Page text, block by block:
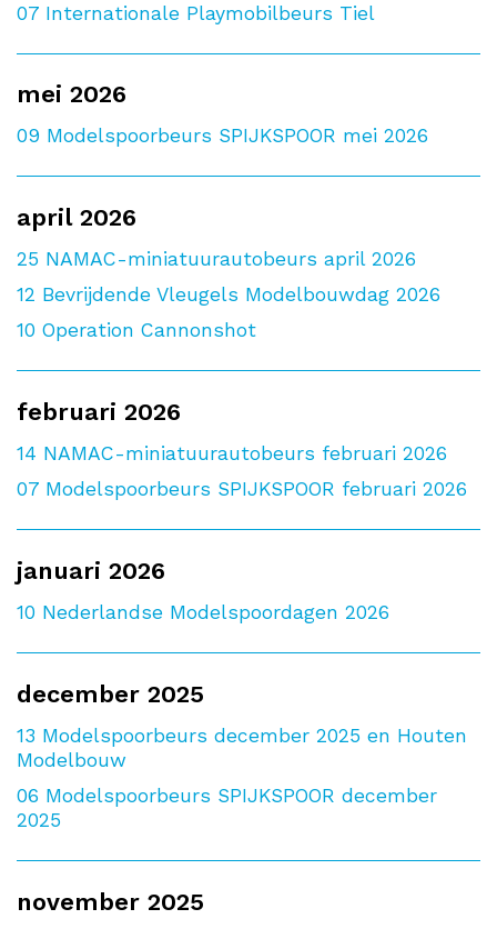
07 Internationale Playmobilbeurs Tiel
mei 2026
09 Modelspoorbeurs SPIJKSPOOR mei 2026
april 2026
25 NAMAC-miniatuurautobeurs april 2026
12 Bevrijdende Vleugels Modelbouwdag 2026
10 Operation Cannonshot
februari 2026
14 NAMAC-miniatuurautobeurs februari 2026
07 Modelspoorbeurs SPIJKSPOOR februari 2026
januari 2026
10 Nederlandse Modelspoordagen 2026
december 2025
13 Modelspoorbeurs december 2025 en Houten
Modelbouw
06 Modelspoorbeurs SPIJKSPOOR december
2025
november 2025